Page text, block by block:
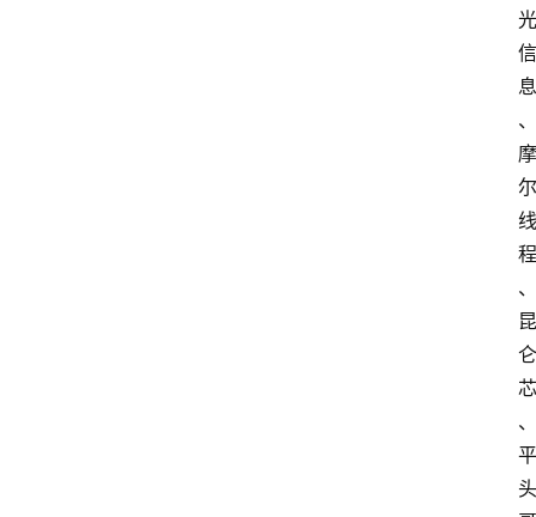
光
信
息
、
摩
尔
线
程
、
昆
仑
芯
、
平
头